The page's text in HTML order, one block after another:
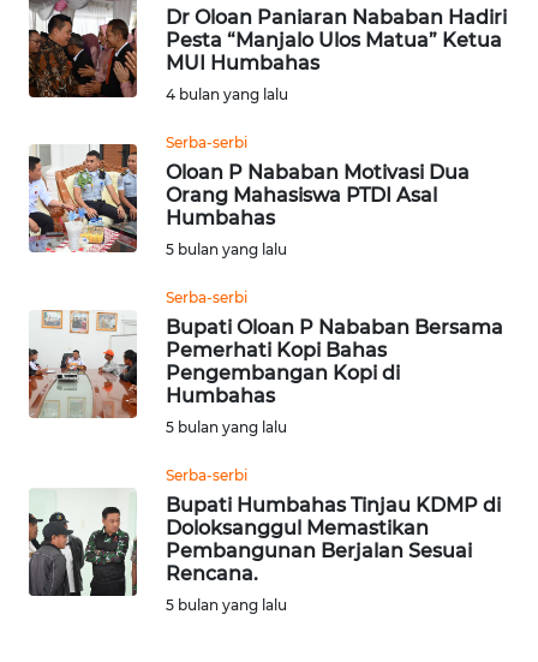
Dr Oloan Paniaran Nababan Hadiri
Pesta “Manjalo Ulos Matua” Ketua
MUI Humbahas
4 bulan yang lalu
Serba-serbi
Oloan P Nababan Motivasi Dua
Orang Mahasiswa PTDI Asal
Humbahas
5 bulan yang lalu
Serba-serbi
Bupati Oloan P Nababan Bersama
Pemerhati Kopi Bahas
Pengembangan Kopi di
Humbahas
5 bulan yang lalu
Serba-serbi
Bupati Humbahas Tinjau KDMP di
Doloksanggul Memastikan
Pembangunan Berjalan Sesuai
Rencana.
5 bulan yang lalu
WN
BORNEO
Media
Group
WAHANA
WAHANA
TANI
WAHANA
WAHANA
INFRASTRUKTUR
WAHANA